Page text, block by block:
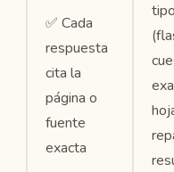
✅ Cada
respuesta
cita la
página o
fuente
exacta